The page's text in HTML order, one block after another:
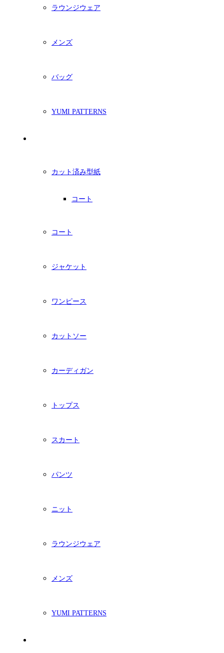
ラウンジウェア
メンズ
バッグ
YUMI PATTERNS
カット済み型紙
コート
コート
ジャケット
ワンピース
カットソー
カーディガン
トップス
スカート
パンツ
ニット
ラウンジウェア
メンズ
YUMI PATTERNS